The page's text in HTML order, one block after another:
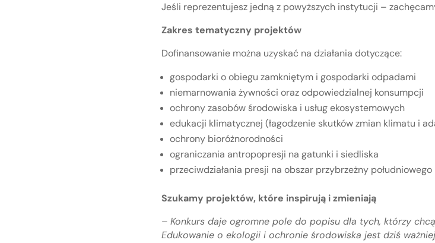
Jeśli reprezentujesz jedną z powyższych instytucji –
Zakres tematyczny projektów
Dofinansowanie można uzyskać na działania dotyczące:
gospodarki o obiegu zamkniętym i gospodarki odpadami
niemarnowania żywności oraz odpowiedzialnej konsumpcji
ochrony zasobów środowiska i usług ekosystemowych
edukacji klimatycznej (łagodzenie skutków zmian klimatu i
ochrony bioróżnorodności
ograniczania antropopresji na gatunki i siedliska
przeciwdziałania presji na obszar przybrzeżny południowego
Szukamy projektów, które inspirują i zmieniają
– Konkurs daje ogromne pole do popisu dla tych, którzy
Edukowanie o ekologii i ochronie środowiska jest dziś